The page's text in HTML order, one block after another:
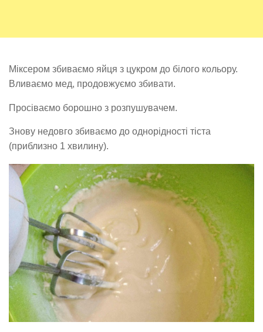
Міксером збиваємо яйця з цукром до білого кольору.
Вливаємо мед, продовжуємо збивати.
Просіваємо борошно з розпушувачем.
Знову недовго збиваємо до однорідності тіста
(приблизно 1 хвилину).